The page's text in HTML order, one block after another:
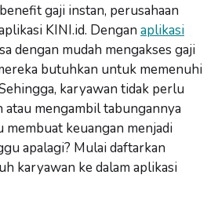
gaji instan, perusahaan
KINI.id. Dengan aplikasi
dengan mudah mengakses gaji
butuhkan untuk memenuhi
karyawan tidak perlu
atau mengambil tabungannya
keuangan menjadi
apalagi? Mulai daftarkan
karyawan ke dalam aplikasi